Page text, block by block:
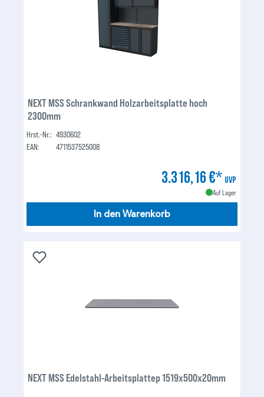
NEXT MSS Schrankwand Holzarbeitsplatte hoch
2300mm
Hrst.-Nr.: 4930602
EAN:
4711537525008
3.316,16 €* UVP
Auf Lager
In den Warenkorb
NEXT MSS Edelstahl-Arbeitsplattep 1519x500x20mm